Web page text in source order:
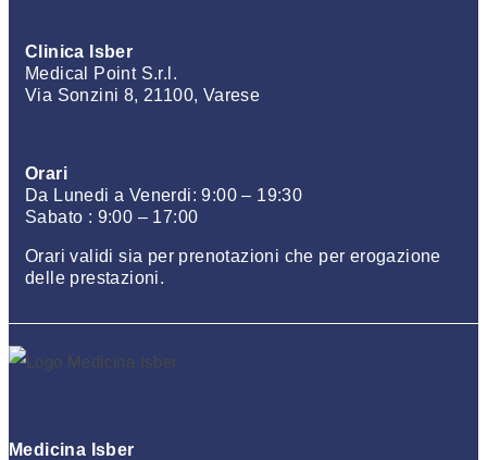
Clinica Isber
Medical Point S.r.l.
Via Sonzini 8, 21100, Varese
Orari
Da Lunedi a Venerdi: 9:00 – 19:30
Sabato : 9:00 – 17:00
Orari validi sia per prenotazioni che per erogazione
delle prestazioni.
Medicina Isber